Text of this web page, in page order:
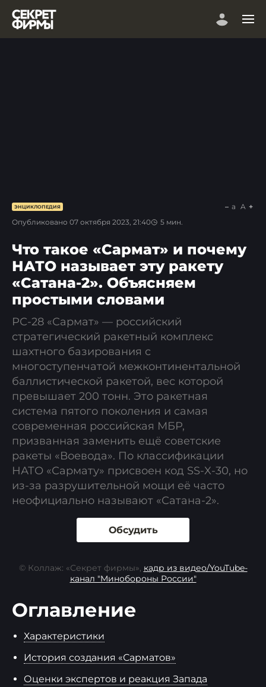
ЭНЦИКЛОПЕДИЯ
Опубликовано 07 октября 2023, 21:40 5 мин.
a A
Что такое «Сармат» и почему
НАТО называет эту ракету
«Сатана-2». Объясняем
простыми словами
РС-28 «Сармат» — российский
стратегический ракетный комплекс
шахтного базирования с
многоступенчатой межконтинентальной
баллистической ракетой, вес которой
превышает 200 тонн. Это ракетная
система пятого поколения и самая
современная российская МБР,
призванная заменить ещё советские
ракеты «Воевода». По классификации
НАТО «Сармату» присвоен код SS-X-30, но
из-за разрушительной мощи её часто
неофициально называют «Сатана-2».
Обсудить
© Коллаж: «Секрет фирмы», кадр из видео/YouTube-
канал "Минобороны России"
Оглавление
Характеристики
История создания «Сарматов»
Оценки экспертов и реакция Запада